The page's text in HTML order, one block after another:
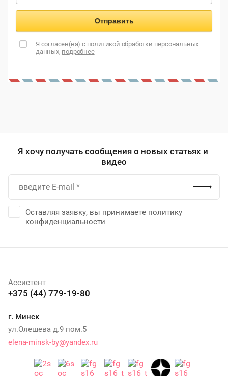
Я согласен(на) с политикой обработки персональных
данных, подробнее
Отправить
Я хочу получать сообщения о новых статьях и
видео
Оставляя заявку, вы принимаете политику
конфиденциальности
Ассистент
+375 (44) 779-19-80
г. Минск
ул.Олешева д.9 пом.5
elena-minsk-by@yandex.ru